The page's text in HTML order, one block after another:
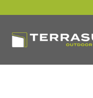
Inhalt
springen